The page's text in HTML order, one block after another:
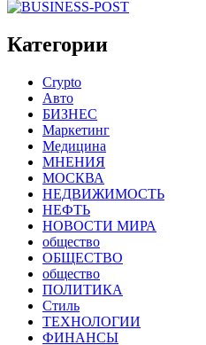
Категории
Crypto
Авто
БИЗНЕС
Маркетинг
Медицина
МНЕНИЯ
МОСКВА
НЕДВИЖИМОСТЬ
НЕФТЬ
НОВОСТИ МИРА
общество
ОБЩЕСТВО
общество
ПОЛИТИКА
Стиль
ТЕХНОЛОГИИ
ФИНАНСЫ